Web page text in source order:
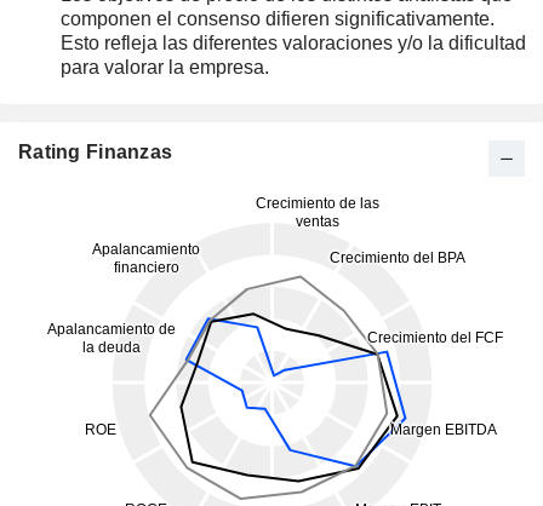
componen el consenso difieren significativamente.
Esto refleja las diferentes valoraciones y/o la dificultad
para valorar la empresa.
Rating Finanzas